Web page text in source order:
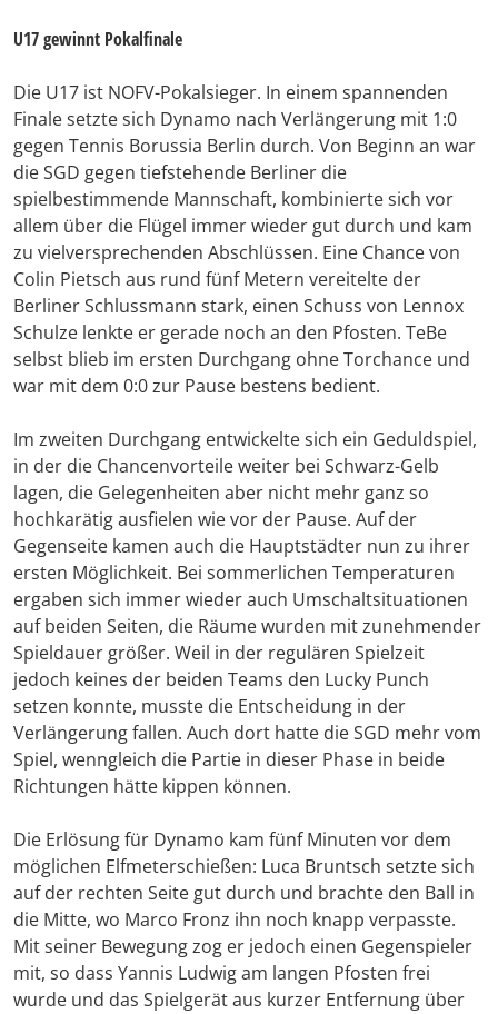
U17 gewinnt Pokalfinale
Die U17 ist NOFV-Pokalsieger. In einem spannenden
Finale setzte sich Dynamo nach Verlängerung mit 1:0
gegen Tennis Borussia Berlin durch. Von Beginn an war
die SGD gegen tiefstehende Berliner die
spielbestimmende Mannschaft, kombinierte sich vor
allem über die Flügel immer wieder gut durch und kam
zu vielversprechenden Abschlüssen. Eine Chance von
Colin Pietsch aus rund fünf Metern vereitelte der
Berliner Schlussmann stark, einen Schuss von Lennox
Schulze lenkte er gerade noch an den Pfosten. TeBe
selbst blieb im ersten Durchgang ohne Torchance und
war mit dem 0:0 zur Pause bestens bedient.
Im zweiten Durchgang entwickelte sich ein Geduldspiel,
in der die Chancenvorteile weiter bei Schwarz-Gelb
lagen, die Gelegenheiten aber nicht mehr ganz so
hochkarätig ausfielen wie vor der Pause. Auf der
Gegenseite kamen auch die Hauptstädter nun zu ihrer
ersten Möglichkeit. Bei sommerlichen Temperaturen
ergaben sich immer wieder auch Umschaltsituationen
auf beiden Seiten, die Räume wurden mit zunehmender
Spieldauer größer. Weil in der regulären Spielzeit
jedoch keines der beiden Teams den Lucky Punch
setzen konnte, musste die Entscheidung in der
Verlängerung fallen. Auch dort hatte die SGD mehr vom
Spiel, wenngleich die Partie in dieser Phase in beide
Richtungen hätte kippen können.
Die Erlösung für Dynamo kam fünf Minuten vor dem
möglichen Elfmeterschießen: Luca Bruntsch setzte sich
auf der rechten Seite gut durch und brachte den Ball in
die Mitte, wo Marco Fronz ihn noch knapp verpasste.
Mit seiner Bewegung zog er jedoch einen Gegenspieler
mit, so dass Yannis Ludwig am langen Pfosten frei
wurde und das Spielgerät aus kurzer Entfernung über